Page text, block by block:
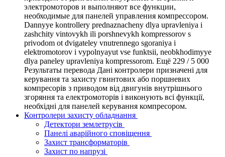
электромоторов и выполняют все функции,
необходимые для панелей управления компрессором.
Dannyye kontrollery prednaznacheny dlya upravleniya i
zashchity vintovykh ili porshnevykh kompressorov s
privodom ot dvigateley vnutrennego sgoraniya i
elektromotorov i vypolnyayut vse funktsii, neobkhodimyye
dlya paneley upravleniya kompressorom. Ещё 229 / 5 000
Результаты перевода Дані контролери призначені для
керування та захисту гвинтових або поршневих
компресорів з приводом від двигунів внутрішнього
згоряння та електромоторів і виконують всі функції,
необхідні для панелей керування компресором.
Контролери захисту обладнання
Детектори землетрусів
Панелі аварійного сповіщення
Захист трансформаторів
Захист по напрузі